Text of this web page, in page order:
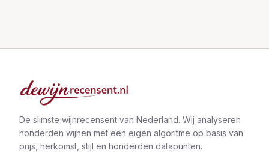
De slimste wijnrecensent van Nederland. Wij analyseren
honderden wijnen met een eigen algoritme op basis van
prijs, herkomst, stijl en honderden datapunten.